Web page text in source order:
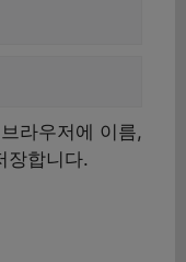
라우저에 이름,
장합니다.